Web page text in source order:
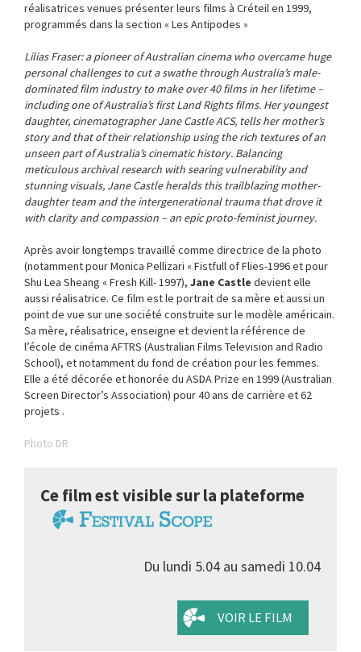
réalisatrices venues présenter leurs films à Créteil en 1999,
programmés dans la section « Les Antipodes »
Lilias Fraser: a pioneer of Australian cinema who overcame huge
personal challenges to cut a swathe through Australia’s male-
dominated film industry to make over 40 films in her lifetime –
including one of Australia’s first Land Rights films. Her youngest
daughter, cinematographer Jane Castle ACS, tells her mother’s
story and that of their relationship using the rich textures of an
unseen part of Australia’s cinematic history. Balancing
meticulous archival research with searing vulnerability and
stunning visuals, Jane Castle heralds this trailblazing mother-
daughter team and the intergenerational trauma that drove it
with clarity and compassion – an epic proto-feminist journey.
Après avoir longtemps travaillé comme directrice de la photo
(notamment pour Monica Pellizari « Fistfull of Flies-1996 et pour
Shu Lea Sheang « Fresh Kill- 1997), Jane Castle devient elle
aussi réalisatrice. Ce film est le portrait de sa mère et aussi un
point de vue sur une société construite sur le modèle américain.
Sa mère, réalisatrice, enseigne et devient la référence de
l’école de cinéma AFTRS (Australian Films Television and Radio
School), et notamment du fond de création pour les femmes.
Elle a été décorée et honorée du ASDA Prize en 1999 (Australian
Screen Director’s Association) pour 40 ans de carrière et 62
projets .
Photo DR
Ce film est visible sur la plateforme
Du lundi 5.04 au samedi 10.04
VOIR LE FILM